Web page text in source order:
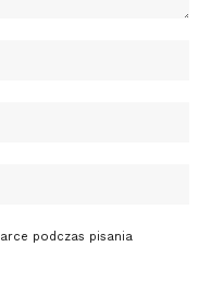
podczas pisania